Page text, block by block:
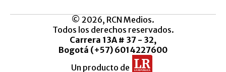
© 2026, RCN Medios.
Todos los derechos reservados.
Carrera 13A # 37 - 32,
Bogotá (+57) 6014227600
Un producto de